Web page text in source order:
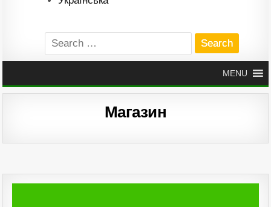
Search
for:
MENU
Магазин